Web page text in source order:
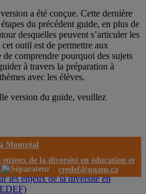
a été conçue. Cette dernière
du précédent guide, en plus de
desquelles peuvent s’articuler les
outil est de permettre aux
comprendre pourquoi des sujets
à travers la préparation à
avec les élèves.
version du guide, veuillez
Montréal
enjeux de la diversité en éducation et
credef@uqam.ca
les enjeux de la diversité en